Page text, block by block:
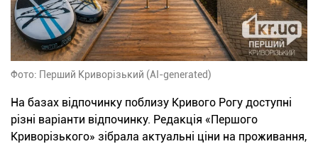
Фото: Перший Криворізький (AI-generated)
На базах відпочинку поблизу Кривого Рогу доступні
різні варіанти відпочинку. Редакція «Першого
Криворізького» зібрала актуальні ціни на проживання,